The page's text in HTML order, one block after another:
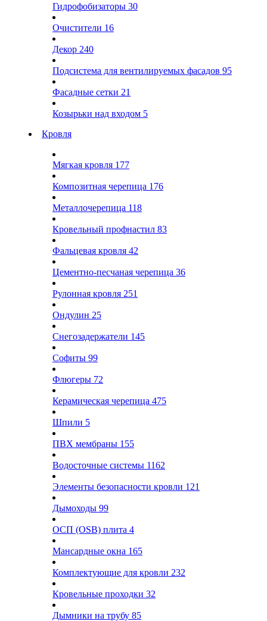
Гидрофобизаторы 30
Очистители 16
Декор 240
Подсистема для вентилируемых фасадов 95
Фасадные сетки 21
Козырьки над входом 5
Кровля
Мягкая кровля 177
Композитная черепица 176
Металлочерепица 118
Кровельный профнастил 83
Фальцевая кровля 42
Цементно-песчаная черепица 36
Рулонная кровля 251
Ондулин 25
Снегозадержатели 145
Софиты 99
Флюгеры 72
Керамическая черепица 475
Шпили 5
ПВХ мембраны 155
Водосточные системы 1162
Элементы безопасности кровли 121
Дымоходы 99
ОСП (OSB) плита 4
Мансардные окна 165
Комплектующие для кровли 232
Кровельные проходки 32
Дымники на трубу 85